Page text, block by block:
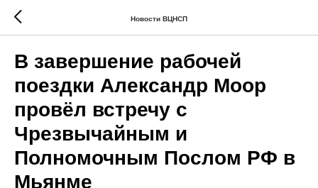
Новости ВЦНСП
В завершение рабочей
поездки Александр Моор
провёл встречу с
Чрезвычайным и
Полномочным Послом РФ в
Мьянме